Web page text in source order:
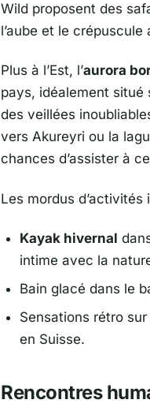
Wild proposent des
l’aube et le
Plus à l’Est, l’aurora
pays, idéalement situé
des veillées
vers Akureyri ou la
chances d’assister à
Les mordus
Kayak hivernal
intime avec la
Bain glacé dans le
Sensations rétro sur
en Suisse.
Rencontres